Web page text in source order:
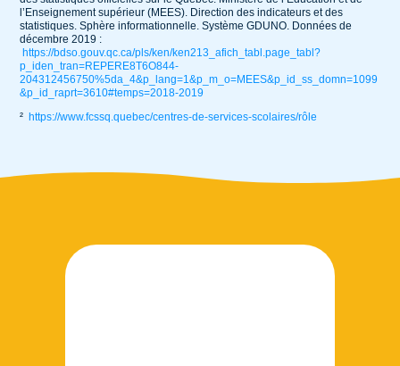
l’Enseignement supérieur (MEES). Direction des indicateurs et des
statistiques. Sphère informationnelle. Système GDUNO. Données de
décembre 2019 :
https://bdso.gouv.qc.ca/pls/ken/ken213_afich_tabl.page_tabl?
p_iden_tran=REPERE8T6O844-
204312456750%5da_4&p_lang=1&p_m_o=MEES&p_id_ss_domn=1099
&p_id_raprt=3610#temps=2018-2019
² https://www.fcssq.quebec/centres-de-services-scolaires/rôle